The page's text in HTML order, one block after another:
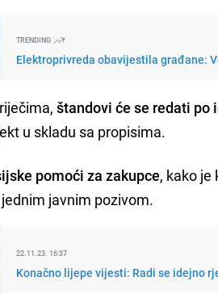
TRENDING
Elektroprivreda obavijestila građane:
štandovi će se redati po
u skladu sa propisima.
pomoći za zakupce, kako je
javnim pozivom.
22.11.23. 16:37
Konačno lijepe vijesti: Radi se idejno